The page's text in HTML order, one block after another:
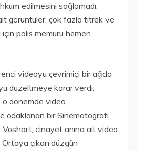
edilmesini sağlamadı.
görüntüler, çok fazla titrek ve
polis memuru hemen
videoyu çevrimiçi bir ağda
düzeltmeye karar verdi.
dönemde video
odaklanan bir Sinematografi
Voshart, cinayet anına ait video
Ortaya çıkan düzgün